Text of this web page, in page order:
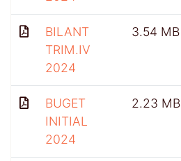
BILANT
TRIM.IV
2024
3.54 MB
BUGET
INITIAL
2024
2.23 MB